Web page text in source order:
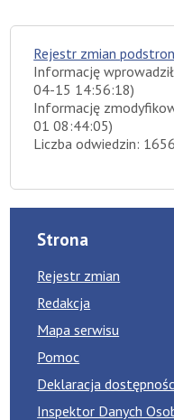
Rejestr zmian
Informację
04-15 14:56:18)
Informację
01 08:44:05)
Liczba odwiedzin: 1656
Strona
Rejestr zmian
Redakcja
Mapa serwisu
Pomoc
Deklaracja
Inspektor Danych